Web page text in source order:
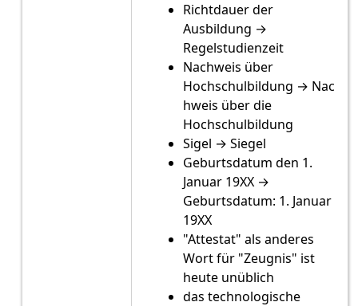
Richtdauer der
Ausbildung →
Regelstudienzeit
Nachweis über
Hochschulbildung → Nac
hweis über die
Hochschulbildung
Sigel → Siegel
Geburtsdatum den 1.
Januar 19XX →
Geburtsdatum: 1. Januar
19XX
"Attestat" als anderes
Wort für "Zeugnis" ist
heute unüblich
das technologische